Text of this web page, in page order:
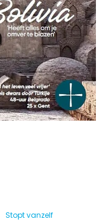
Stopt vanzelf